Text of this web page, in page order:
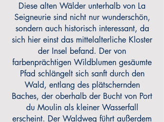
Diese alten Wälder unterhalb von La
Seigneurie sind nicht nur wunderschön,
sondern auch historisch interessant, da
sich hier einst das mittelalterliche Kloster
der Insel befand. Der von
farbenprächtigen Wildblumen gesäumte
Pfad schlängelt sich sanft durch den
Wald, entlang des plätschernden
Baches, der oberhalb der Bucht von Port
du Moulin als kleiner Wasserfall
erscheint. Der Waldweg führt außerdem